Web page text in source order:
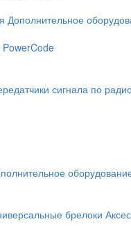
Дополнительное
сигнала по
брелоки